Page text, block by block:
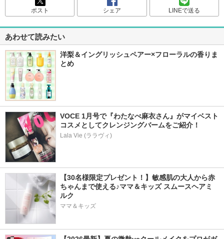
ポスト シェア LINEで送る
あわせて読みたい
洋梨＆イングリッシュペアー×フローラルの香りま
とめ
VOCE 1月号で『わたなべ麻衣さん』がマイベスト
コスメとしてクレンジングバームをご紹介！
Lala Vie (ララヴィ)
【30名様限定プレゼント！】敏感肌の大人から赤
ちゃんまで使える♪ママ＆キッズ スムースヘアミ
ルク
ママ＆キッズ